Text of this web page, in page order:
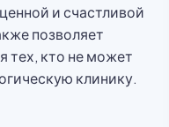
и счастливой
позволяет
тех, кто не может
клинику.